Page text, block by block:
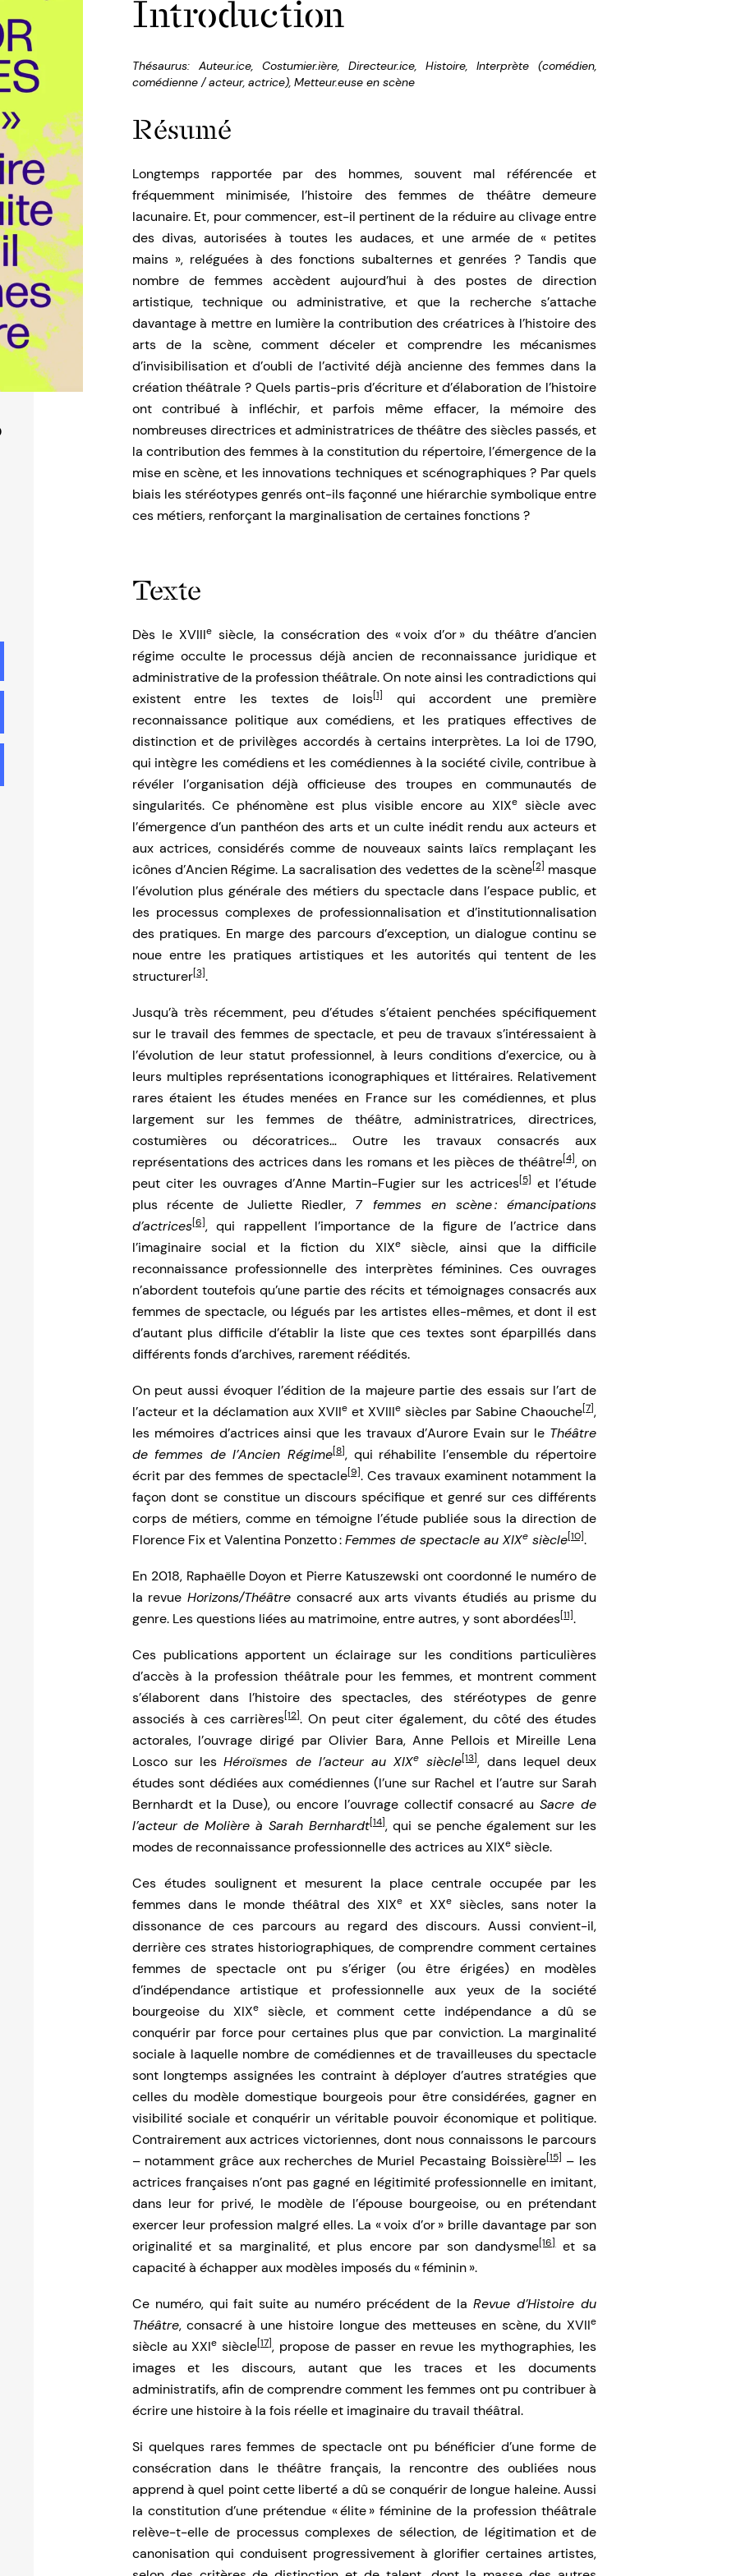
Introduction
Thésaurus: Auteur.ice, Costumier.ière, Directeur.ice, Histoire, Interprète (comédien,
comédienne / acteur, actrice), Metteur.euse en scène
Résumé
Longtemps rapportée par des hommes, souvent mal référencée et
fréquemment minimisée, l’histoire des femmes de théâtre demeure
lacunaire. Et, pour commencer, est-il pertinent de la réduire au clivage entre
des divas, autorisées à toutes les audaces, et une armée de « petites
mains », reléguées à des fonctions subalternes et genrées ? Tandis que
nombre de femmes accèdent aujourd’hui à des postes de direction
artistique, technique ou administrative, et que la recherche s’attache
davantage à mettre en lumière la contribution des créatrices à l’histoire des
arts de la scène, comment déceler et comprendre les mécanismes
d’invisibilisation et d’oubli de l’activité déjà ancienne des femmes dans la
création théâtrale ? Quels partis-pris d’écriture et d’élaboration de l’histoire
ont contribué à infléchir, et parfois même effacer, la mémoire des
nombreuses directrices et administratrices de théâtre des siècles passés, et
la contribution des femmes à la constitution du répertoire, l’émergence de la
mise en scène, et les innovations techniques et scénographiques ? Par quels
biais les stéréotypes genrés ont-ils façonné une hiérarchie symbolique entre
ces métiers, renforçant la marginalisation de certaines fonctions ?
Texte
Dès le XVIIIe siècle, la consécration des « voix d’or » du théâtre d’ancien
régime occulte le processus déjà ancien de reconnaissance juridique et
administrative de la profession théâtrale. On note ainsi les contradictions qui
existent entre les textes de lois[1]
qui accordent une première
reconnaissance politique aux comédiens, et les pratiques effectives de
distinction et de privilèges accordés à certains interprètes. La loi de 1790,
qui intègre les comédiens et les comédiennes à la société civile, contribue à
révéler l’organisation déjà officieuse des troupes en communautés de
singularités. Ce phénomène est plus visible encore au XIXesiècle avec
l’émergence d’un panthéon des arts et un culte inédit rendu aux acteurs et
aux actrices, considérés comme de nouveaux saints laïcs remplaçant les
icônes d’Ancien Régime. La sacralisation des vedettes de la scène[2] masque
l’évolution plus générale des métiers du spectacle dans l’espace public, et
les processus complexes de professionnalisation et d’institutionnalisation
des pratiques. En marge des parcours d’exception, un dialogue continu se
noue entre les pratiques artistiques et les autorités qui tentent de les
structurer[3].
Jusqu’à très récemment, peu d’études s’étaient penchées spécifiquement
sur le travail des femmes de spectacle, et peu de travaux s’intéressaient à
l’évolution de leur statut professionnel, à leurs conditions d’exercice, ou à
leurs multiples représentations iconographiques et littéraires. Relativement
rares étaient les études menées en France sur les comédiennes, et plus
largement sur les femmes de théâtre, administratrices, directrices,
costumières ou décoratrices… Outre les travaux consacrés aux
représentations des actrices dans les romans et les pièces de théâtre[4], on
peut citer les ouvrages d’Anne Martin-Fugier sur les actrices[5] et l’étude
plus récente de Juliette Riedler, 7 femmes en scène : émancipations
d’actrices[6], qui rappellent l’importance de la figure de l’actrice dans
l’imaginaire social et la fiction du XIXesiècle, ainsi que la difficile
reconnaissance professionnelle des interprètes féminines. Ces ouvrages
n’abordent toutefois qu’une partie des récits et témoignages consacrés aux
femmes de spectacle, ou légués par les artistes elles-mêmes, et dont il est
d’autant plus difficile d’établir la liste que ces textes sont éparpillés dans
différents fonds d’archives, rarement réédités.
On peut aussi évoquer l’édition de la majeure partie des essais sur l’art de
l’acteur et la déclamation aux XVIIeet XVIIIesiècles par Sabine Chaouche[7],
les mémoires d’actrices ainsi que les travaux d’Aurore Evain sur le Théâtre
de femmes de l’Ancien Régime[8], qui réhabilite l’ensemble du répertoire
écrit par des femmes de spectacle[9]. Ces travaux examinent notamment la
façon dont se constitue un discours spécifique et genré sur ces différents
corps de métiers, comme en témoigne l’étude publiée sous la direction de
Florence Fix et Valentina Ponzetto :Femmes de spectacle au XIXesiècle[10].
En 2018, Raphaëlle Doyon et Pierre Katuszewski ont coordonné le numéro de
la revueHorizons/Théâtre consacré aux arts vivants étudiés au prisme du
genre. Les questions liées au matrimoine, entre autres, y sont abordées[11].
Ces publications apportent un éclairage sur les conditions particulières
d’accès à la profession théâtrale pour les femmes, et montrent comment
s’élaborent dans l’histoire des spectacles, des stéréotypes de genre
associés à ces carrières[12]. On peut citer également, du côté des études
actorales, l’ouvrage dirigé par Olivier Bara, Anne Pellois et Mireille Lena
Losco sur lesHéroïsmes de l’acteur au XIXe siècle[13], dans lequel deux
études sont dédiées aux comédiennes (l’une sur Rachel et l’autre sur Sarah
Bernhardt et la Duse), ou encore l’ouvrage collectif consacré auSacre de
l’acteur de Molière à Sarah Bernhardt[14], qui se penche également sur les
modes de reconnaissance professionnelle des actrices au XIXesiècle.
Ces études soulignent et mesurent la place centrale occupée par les
femmes dans le monde théâtral des XIXeet XXesiècles, sans noter la
dissonance de ces parcours au regard des discours. Aussi convient-il,
derrière ces strates historiographiques, de comprendre comment certaines
femmes de spectacle ont pu s’ériger (ou être érigées) en modèles
d’indépendance artistique et professionnelle aux yeux de la société
bourgeoise du XIXe
siècle, et comment cette indépendance a dû se
conquérir par force pour certaines plus que par conviction. La marginalité
sociale à laquelle nombre de comédiennes et de travailleuses du spectacle
sont longtemps assignées les contraint à déployer d’autres stratégies que
celles du modèle domestique bourgeois pour être considérées, gagner en
visibilité sociale et conquérir un véritable pouvoir économique et politique.
Contrairement aux actrices victoriennes, dont nous connaissons le parcours
– notamment grâce aux recherches de Muriel Pecastaing Boissière[15] – les
actrices françaises n’ont pas gagné en légitimité professionnelle en imitant,
dans leur for privé, le modèle de l’épouse bourgeoise, ou en prétendant
exercer leur profession malgré elles. La « voix d’or » brille davantage par son
originalité et sa marginalité, et plus encore par son dandysme[16]et sa
capacité à échapper aux modèles imposés du « féminin ».
Ce numéro, qui fait suite au numéro précédent de laRevue d’Histoire du
Théâtre, consacré à une histoire longue des metteuses en scène, du XVIIe
siècle au XXIe siècle[17], propose de passer en revue les mythographies, les
images et les discours, autant que les traces et les documents
administratifs, afin de comprendre comment les femmes ont pu contribuer à
écrire une histoire à la fois réelle et imaginaire du travail théâtral.
Si quelques rares femmes de spectacle ont pu bénéficier d’une forme de
consécration dans le théâtre français, la rencontre des oubliées nous
apprend à quel point cette liberté a dû se conquérir de longue haleine. Aussi
la constitution d’une prétendue « élite » féminine de la profession théâtrale
relève-t-elle de processus complexes de sélection, de légitimation et de
canonisation qui conduisent progressivement à glorifier certaines artistes,